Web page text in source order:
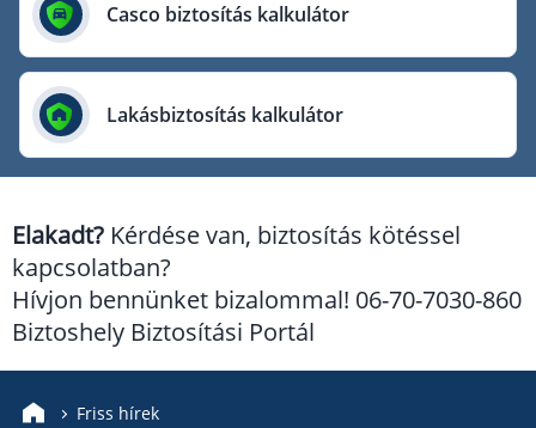
Genertel Biztosító
Groupama Biztosító
KÖBE Biztosító Egyesület
Mondial Assistance Biztosító
Posta Biztosító
Casco biztosítás kalkulátor
Lakásbiztosítás kalkulátor
Elakadt? Kérdése van, biztosítás kötéssel
kapcsolatban?
Hívjon bennünket bizalommal! 06-70-7030-860
Biztoshely Biztosítási Portál
Friss hírek